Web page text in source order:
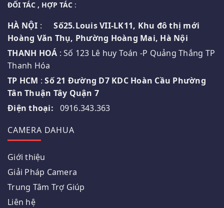
ĐỐI TÁC , HỢP TÁC :
HÀ NỘI :
Số25.Louis VII-LK11, Khu đô thị mới
Hoàng Văn Thụ, Phường Hoàng Mai, Hà Nội
THANH HOÁ : Số 123 Lê huy Toán -P Quảng Thắng TP
Thanh Hóa
TP HCM :Số 21 Đường D7 KDC Hoàn Cầu Phường
Tân Thuận Tây Quận 7
Điện thoại: 0916.343.363
CAMERA DAHUA
Giới thiệu
Giải Pháp Camera
Trung Tâm Trợ Giúp
Liên hệ